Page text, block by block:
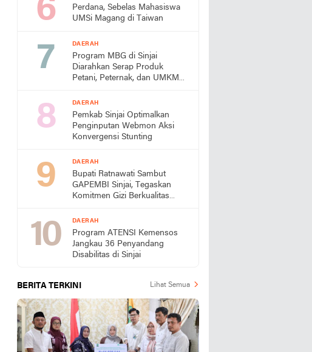
Perdana, Sebelas Mahasiswa
UMSi Magang di Taiwan
DAERAH
Program MBG di Sinjai
Diarahkan Serap Produk
Petani, Peternak, dan UMKM
DAERAH
Pemkab Sinjai Optimalkan
Penginputan Webmon Aksi
Konvergensi Stunting
DAERAH
Bupati Ratnawati Sambut
GAPEMBI Sinjai, Tegaskan
Komitmen Gizi Berkualitas
DAERAH
Program ATENSI Kemensos
Jangkau 36 Penyandang
Disabilitas di Sinjai
BERITA TERKINI Lihat Semua